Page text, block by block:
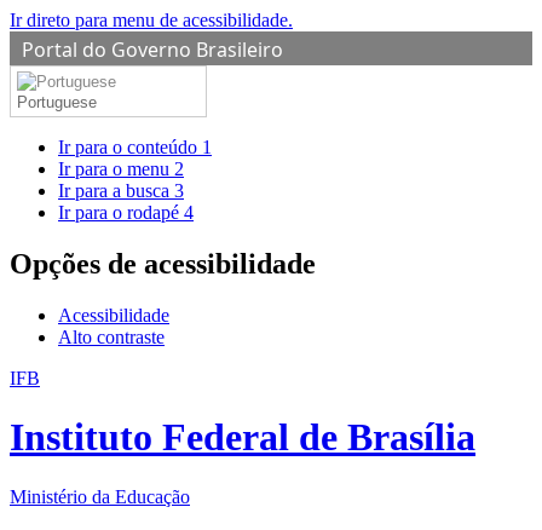
Ir direto para menu de acessibilidade.
Portal do Governo Brasileiro
Portuguese
Ir para o conteúdo 1
Ir para o menu 2
Ir para a busca 3
Ir para o rodapé 4
Opções de acessibilidade
Acessibilidade
Alto contraste
IFB
Instituto Federal de Brasília
Ministério da Educação